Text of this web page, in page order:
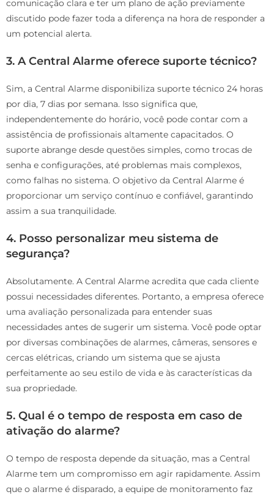
comunicação clara e ter um plano de ação previamente
discutido pode fazer toda a diferença na hora de responder a
um potencial alerta.
3. A Central Alarme oferece suporte técnico?
Sim, a Central Alarme disponibiliza suporte técnico 24 horas
por dia, 7 dias por semana. Isso significa que,
independentemente do horário, você pode contar com a
assistência de profissionais altamente capacitados. O
suporte abrange desde questões simples, como trocas de
senha e configurações, até problemas mais complexos,
como falhas no sistema. O objetivo da Central Alarme é
proporcionar um serviço contínuo e confiável, garantindo
assim a sua tranquilidade.
4. Posso personalizar meu sistema de
segurança?
Absolutamente. A Central Alarme acredita que cada cliente
possui necessidades diferentes. Portanto, a empresa oferece
uma avaliação personalizada para entender suas
necessidades antes de sugerir um sistema. Você pode optar
por diversas combinações de alarmes, câmeras, sensores e
cercas elétricas, criando um sistema que se ajusta
perfeitamente ao seu estilo de vida e às características da
sua propriedade.
5. Qual é o tempo de resposta em caso de
ativação do alarme?
O tempo de resposta depende da situação, mas a Central
Alarme tem um compromisso em agir rapidamente. Assim
que o alarme é disparado, a equipe de monitoramento faz